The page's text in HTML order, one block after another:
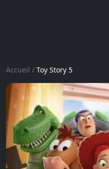
Accueil / Toy Story 5